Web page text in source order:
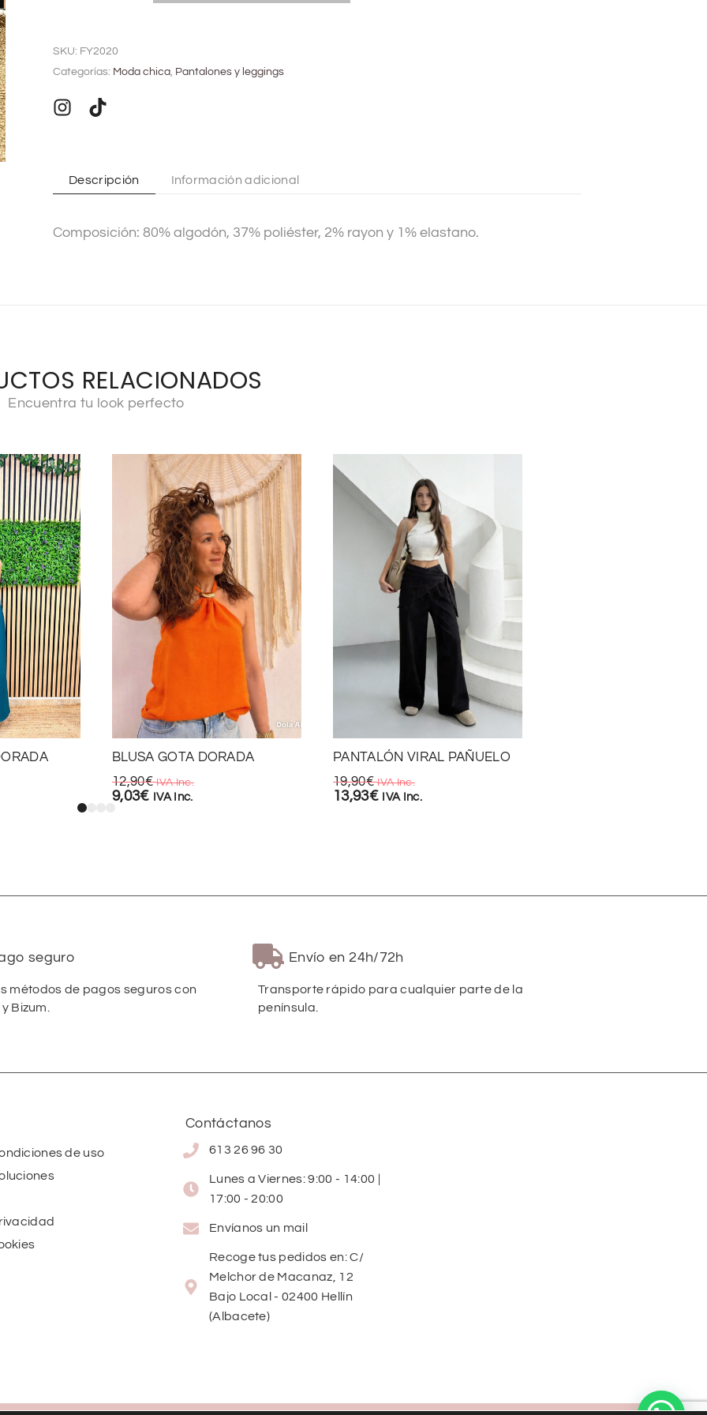
t
r
i
e
SKU: FY2020
Categorías: Moda chica, Pantalones y leggings
Descripción Información adicional
Composición: 80% algodón, 37% poliéster, 2% rayon y 1% elastano.
RELACIONADOS
Encuentra tu look perfecto
BLUSA GOTA DORADA
12,90€ IVA Inc.
9,03€ IVA Inc.
PANTALÓN VIRAL PAÑUELO
19,90€ IVA Inc.
13,93€ IVA Inc.
seguro
métodos de pagos seguros con
Bizum.
Envío en 24h/72h
Transporte rápido para cualquier parte de la
península.
de uso
Contáctanos
613 26 96 30
Lunes a Viernes: 9:00 - 14:00 |
17:00 - 20:00
Envíanos un mail
Recoge tus pedidos en: C/
Melchor de Macanaz, 12
Bajo Local - 02400 Hellín
(Albacete)